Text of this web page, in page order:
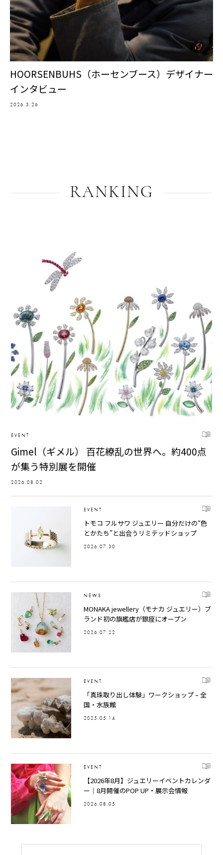
HOORSENBUHS（ホーセンブース）デザイナー
インタビュー
2026.3.26
RANKING
EVENT
Gimel（ギメル） 百花繚乱の世界へ。約400点
が集う特別展を開催
2026.08.02
EVENT
トモコ フルサワ ジュエリー 自分だけの“色
とかたち”と出会うリミテッドショップ
2026.07.30
NEWS
MONAKA jewellery（モナカ ジュエリー）ブ
ランド初の旗艦店が銀座にオープン
2026.07.22
EVENT
「真珠取り出し体験」ワークショップ – 全
国・水族館
2025.05.14
EVENT
【2026年8月】ジュエリーイベントカレンダ
ー｜8月開催のPOP UP・展示会情報
2026.08.05